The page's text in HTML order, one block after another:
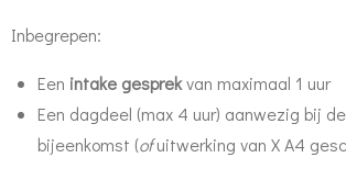
Inbegrepen:
Een intake gesprekvan maximaal 1 uur
Een dagdeel (max 4 uur) aanwezig bij
bijeenkomst (ofuitwerking van X A4